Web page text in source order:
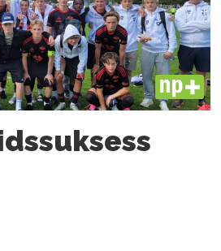
PLUS